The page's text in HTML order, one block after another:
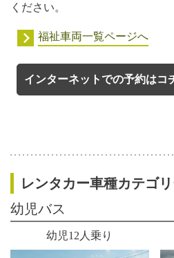
ください。
福祉車両一覧ページへ
インターネットでの予約はコ
レンタカー車種カテゴ
幼児バス
幼児12人乗り